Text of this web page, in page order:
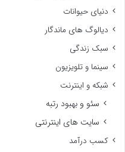
دنیای حیوانات
دیالوگ های ماندگار
سبک زندگی
سینما و تلویزیون
شبکه و اینترنت
سئو و بهبود رتبه
سایت های اینترنتی
کسب درآمد